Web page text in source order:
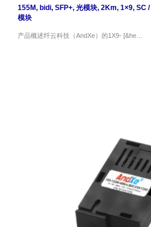
155M, bidi, SFP+, 光模块, 2Km, 1×9, SC/
模块
产品概述纤云科技（AndXe）的1X9- [&he…